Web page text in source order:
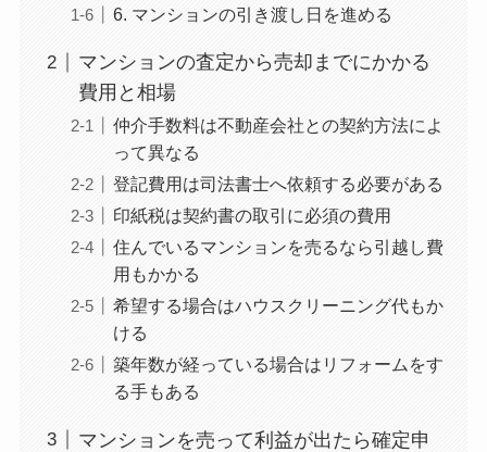
6. マンションの引き渡し日を進める
マンションの査定から売却までにかかる
費用と相場
仲介手数料は不動産会社との契約方法によ
って異なる
登記費用は司法書士へ依頼する必要がある
印紙税は契約書の取引に必須の費用
住んでいるマンションを売るなら引越し費
用もかかる
希望する場合はハウスクリーニング代もか
ける
築年数が経っている場合はリフォームをす
る手もある
マンションを売って利益が出たら確定申